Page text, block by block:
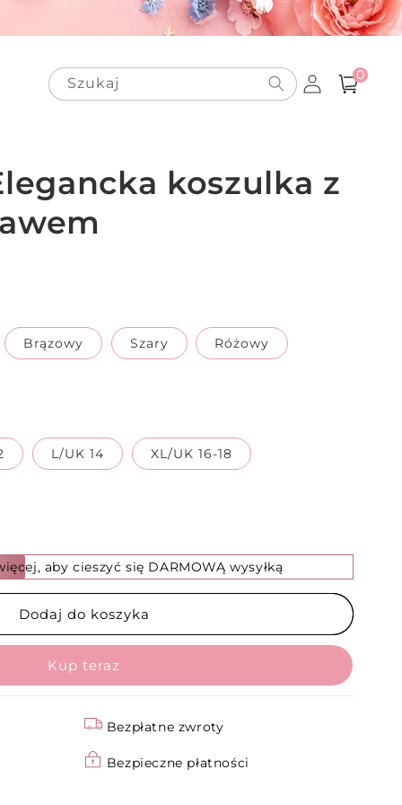
Szukaj
Zaloguj
się
Koszyk
0
pozycje(-
koszulka z
Brązowy Szary Różowy
L/UK 14 XL/UK 16-18
aby cieszyć się DARMOWĄ wysyłką
Dodaj do koszyka
Bezpłatne zwroty
Bezpieczne płatności